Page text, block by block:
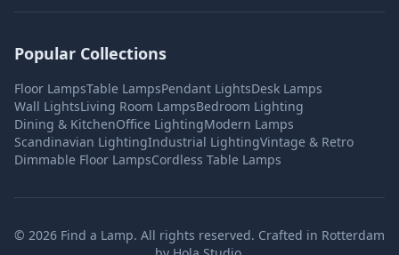
Popular Collections
Floor LampsTable LampsPendant LightsDesk Lamps
Wall LightsLiving Room LampsBedroom Lighting
Dining & KitchenOffice LightingModern Lamps
Scandinavian LightingIndustrial LightingVintage & Retro
Dimmable Floor LampsCordless Table Lamps
© 2026 Find a Lamp. All rights reserved. Crafted in Rotterdam